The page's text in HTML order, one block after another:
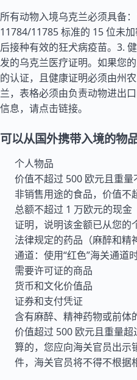
所有动物入境乌克兰必须具备
11784/11785 标准的 15 位未
后接种有效的狂犬病疫苗。3.
发的乌克兰医疗证明。如果您
的认证，且健康证明必须由州
兰，表格必须由负责动物进出
信息，请点击链接。
可以从国外携带入境的物
个人物品
价值不超过 500 欧元且重
非销售用途的食品，价值不
总额不超过 1 万欧元的现
证明，说明该金额已从您的
法律规定的药品（麻醉和精
通道：使用“红色”海关通道
需要许可证的商品
货币和文化价值品
证券和支付凭证
含有麻醉、精神药物或前体
价值超过 500 欧元且重量
算的，您应向海关官员出示
件，海关官员将不得不根据